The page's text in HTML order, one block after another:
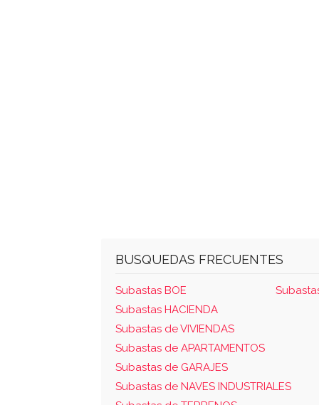
BUSQUEDAS FRECUENTES
Subastas BOE
Subastas HACIENDA
Subastas de VIVIENDAS
Subastas de APARTAMENTOS
Subastas de GARAJES
Subastas de NAVES INDUSTRIALES